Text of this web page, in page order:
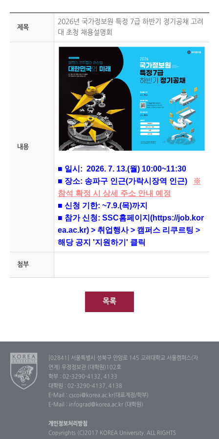
제목
2026년 국가정보원 특정 7급 하반기 정기공채 고려
대 초청 채용설명회
내용
■ 일시: 2026. 7. 13.(월) 10:00~11:30
■ 장소: 송파구 인근(가락시장역 인근)
※
참석 확정 시 상세 주소 안내 예정
■ 신청 기한: ~7.9.(목)까지
■ 참가 신청: SSC홈페이지(https://job.kor
ea.ac.kr) > 취업행사 > 캠퍼스 리쿠르팅 >
해당 공지 '지원하기' 클릭
첨부
목록
[02841] 서울특별시 성북구 안암로 145 고려대학교 서울캠퍼스(자
연계) 우정정보관 (대학원)102호
학부 : 02-3290-4132, 4133
대학원 : 02-3290-4137, 4138
E-Mail : cscoi@korea.ac.kr(대표계정/학부)
E-Mail : infograd@korea.ac.kr (대학원)
개인정보처리방침
Copyrights (C)2017 KOREA University. ALL RIGHTS